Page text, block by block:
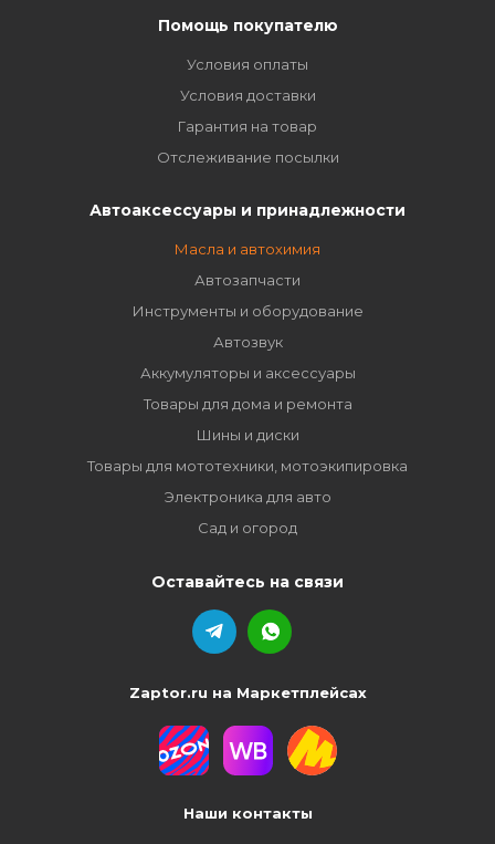
Помощь покупателю
Условия оплаты
Условия доставки
Гарантия на товар
Отслеживание посылки
Автоаксессуары и принадлежности
Масла и автохимия
Автозапчасти
Инструменты и оборудование
Автозвук
Аккумуляторы и аксессуары
Товары для дома и ремонта
Шины и диски
Товары для мототехники, мотоэкипировка
Электроника для авто
Сад и огород
Оставайтесь на связи
Zaptor.ru на Маркетплейсах
Наши контакты